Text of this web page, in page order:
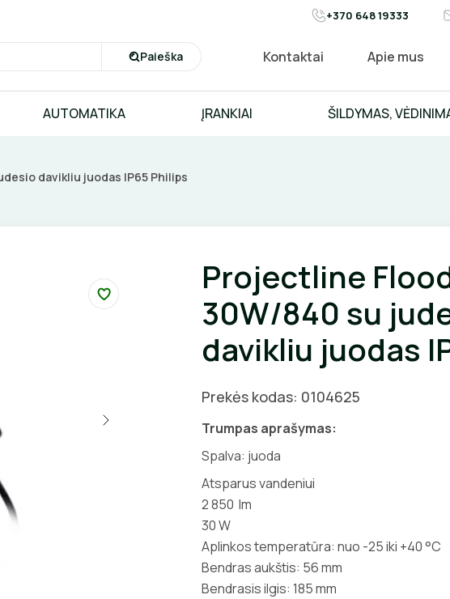
+370 648 19333
Paieška Kontaktai Apie mus
AUTOMATIKA ĮRANKIAI ŠILDYMAS,
davikliu juodas IP65 Philips
Projectline
30W/840 su
davikliu juodas
Prekės kodas: 0104625
Trumpas aprašymas:
Spalva: juoda
Atsparus vandeniui
2 850 lm
30 W
Aplinkos temperatūra: nuo -25 iki +40 °C
Bendras aukštis: 56 mm
Bendrasis ilgis: 185 mm